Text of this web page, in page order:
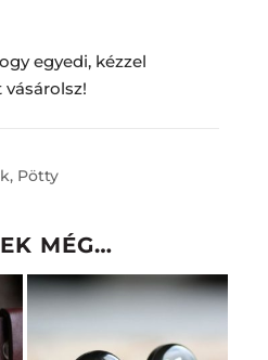
egyedi, kézzel
, Pötty
MÉG…